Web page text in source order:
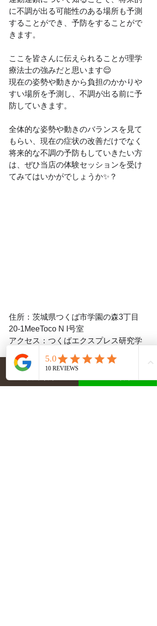
に不調が出る可能性のある場所も予測
することができ、予防をすることがで
きます。
ここを皆さんに伝えられることが理学
療法士の強みだと思います😌
現在の姿勢や動きから負担のかかりや
すい場所を予測し、不調が出る前に予
防していきます。
全体的な姿勢や動きのバランスを見て
もらい、現在の症状の改善だけでなく
将来的な不調の予防もしていきたい方
は、ぜひ当店の体験セッションを受け
てみてはいかがでしょうか✨？
住所：茨城県つくば市学園の森3丁目
20-1MeeToco N I号室
アクセス：つくばエクスプレス研究学
園駅より車で9分